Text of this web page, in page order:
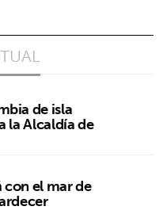
de isla
la Alcaldía de
con el mar de